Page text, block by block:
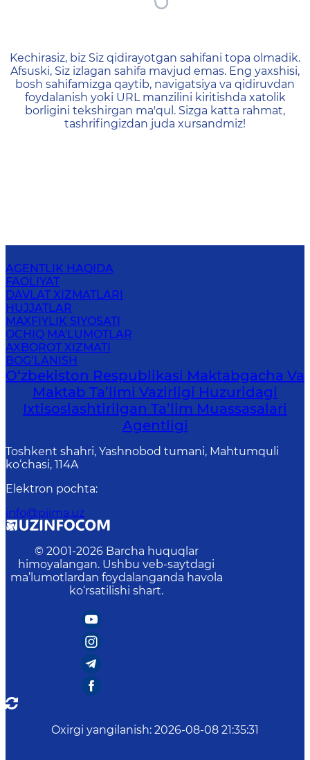
404 — Страница не
Kechirasiz, biz Siz qidirayotgan sahifani topa olmadik.
Afsuski, Siz izlagan sahifa mavjud emas. Eng yaxshisi,
bosh sahifamizga qaytib, navigatsiya va qidiruvdan
foydalanish yoki URL manzilini kiritishda xatolik
borligini tekshirgan ma'qul. Sizga katta rahmat,
tashrifingizdan juda xursandmiz!
AGENTLIK HAQIDA
FAOLIYAT
DAVLAT XIZMATLARI
HUJJATLAR
MAXFIYLIK SIYOSATI
OCHIQ MA'LUMOTLAR
AXBOROT XIZMATI
BOG‘LANISH
O‘zbekiston Respublikasi Maktabgacha Va
Maktab Ta’limi Vazirligi Huzuridagi
Ixtisoslashtirilgan Ta’lim Muassasalari
Agentligi
Toshkent shahri, Yashnobod tumani, Mahtumquli
ko‘chasi, 114A
Elektron pochta:
info@piima.uz
© 2001-2026 Barcha huquqlar
himoyalangan. Ushbu veb-saytdagi
ma’lumotlardan foydalanganda havola
ko‘rsatilishi shart.
Oxirgi yangilanish: 2026-08-08 21:35:31